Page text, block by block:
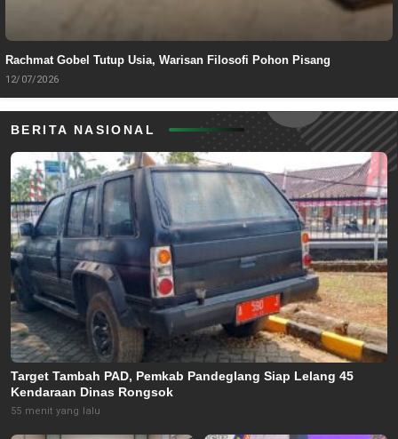
Rachmat Gobel Tutup Usia, Warisan Filosofi Pohon Pisang
12/07/2026
BERITA NASIONAL
Target Tambah PAD, Pemkab Pandeglang Siap Lelang 45
Kendaraan Dinas Rongsok
55 menit yang lalu